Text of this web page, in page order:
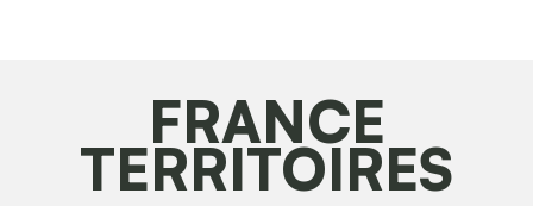
FRANCE
TERRITOIRES